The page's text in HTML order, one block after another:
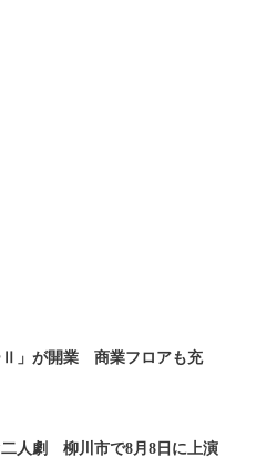
Ⅱ」が開業 商業フロアも充
二人劇 柳川市で8月8日に上演